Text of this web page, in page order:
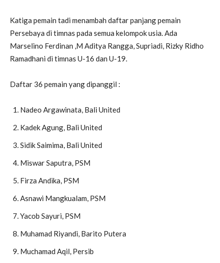
Katiga pemain tadi menambah daftar panjang pemain
Persebaya di timnas pada semua kelompok usia. Ada
Marselino Ferdinan ,M Aditya Rangga, Supriadi, Rizky Ridho
Ramadhani di timnas U-16 dan U-19.
Daftar 36 pemain yang dipanggil :
Nadeo Argawinata, Bali United
Kadek Agung, Bali United
Sidik Saimima, Bali United
Miswar Saputra, PSM
Firza Andika, PSM
Asnawi Mangkualam, PSM
Yacob Sayuri, PSM
Muhamad Riyandi, Barito Putera
Muchamad Aqil, Persib